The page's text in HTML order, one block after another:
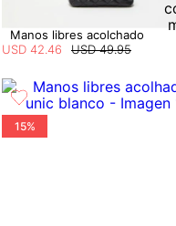
Manos libres acolchado
USD 49.95
USD 42 46
15%